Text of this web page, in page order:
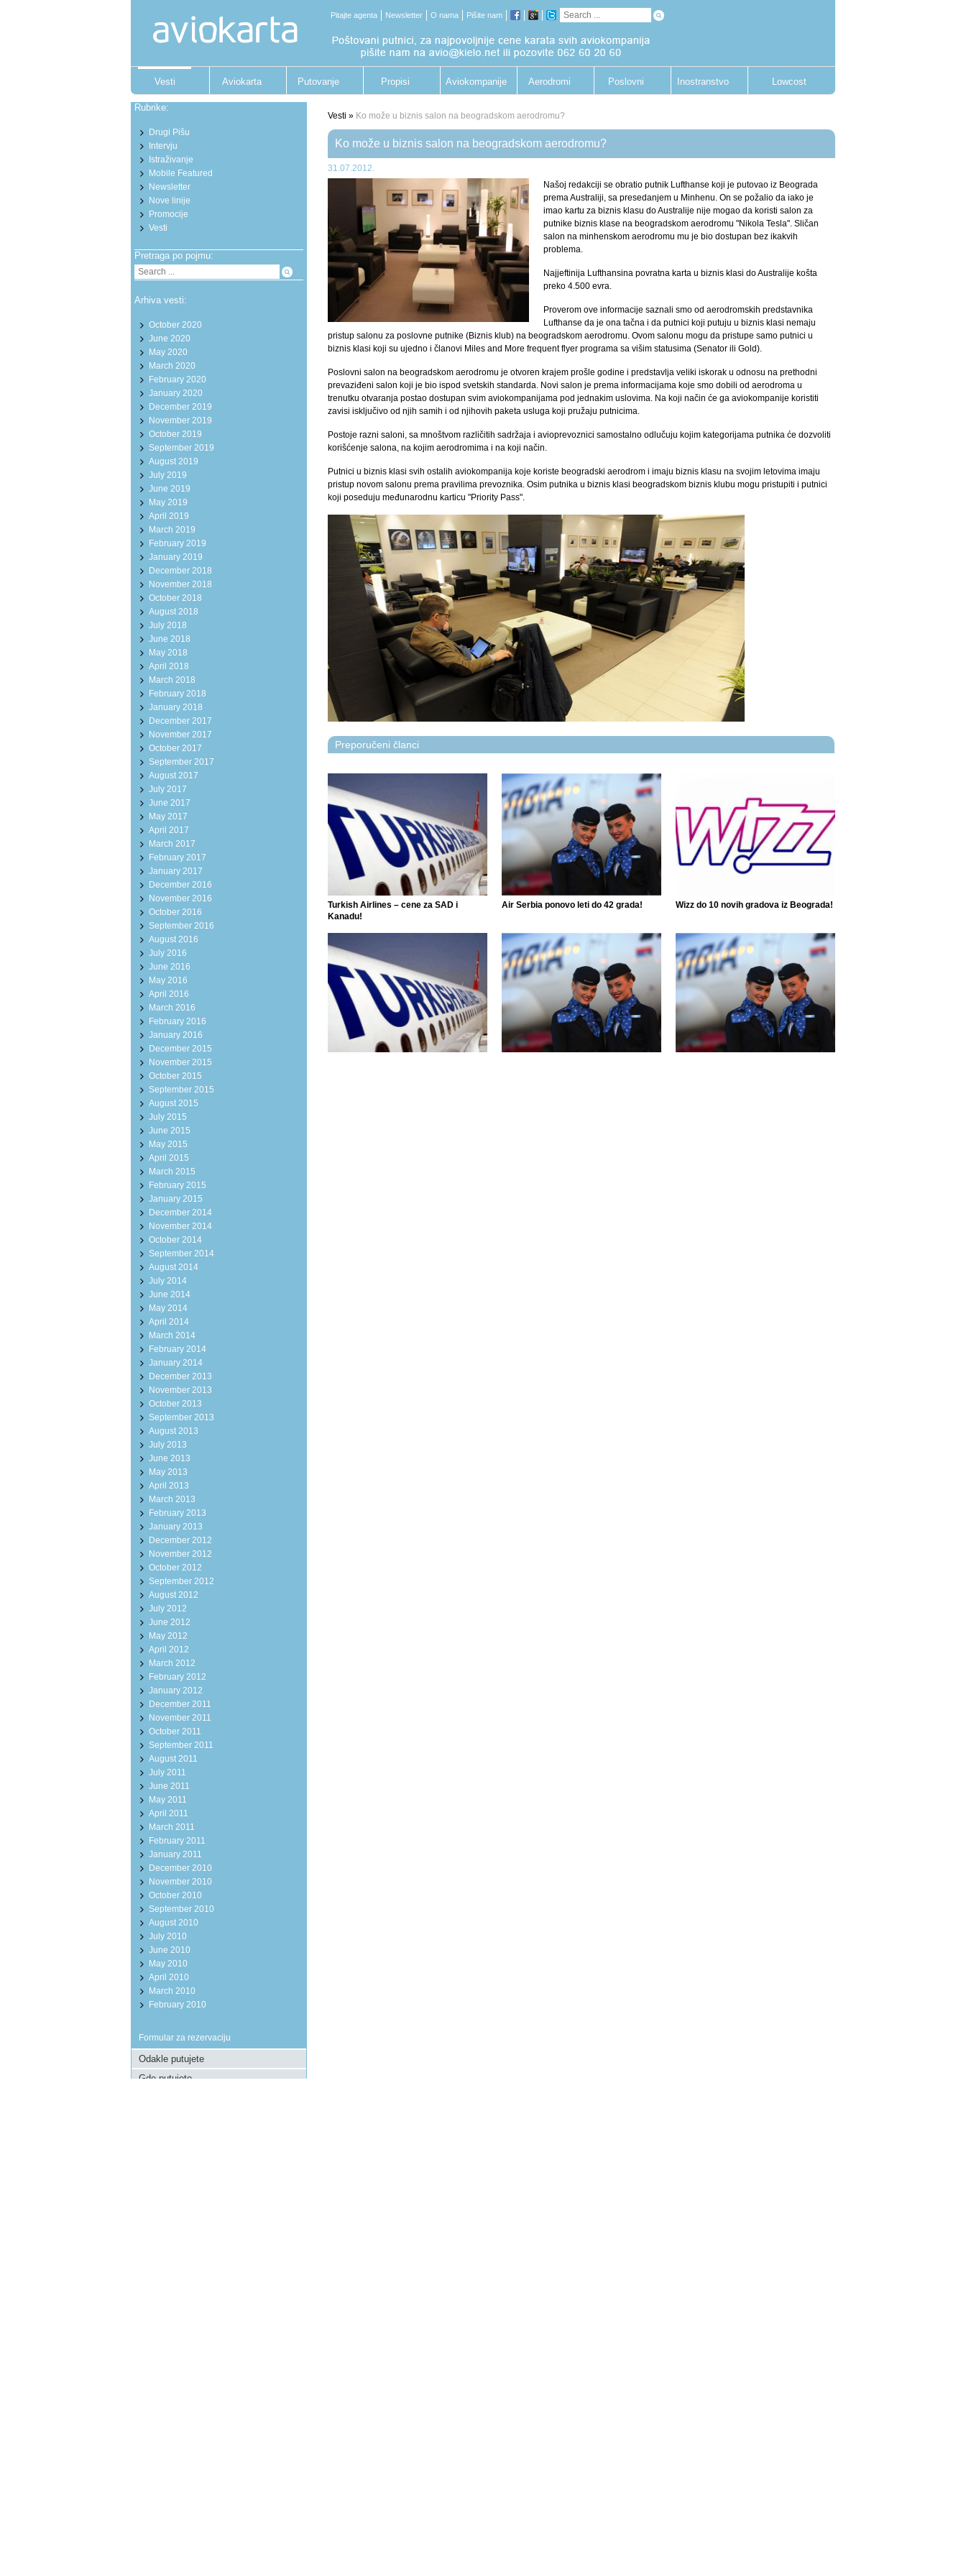
Pitajte agenta Newsletter O nama Pišite nam
Vesti Aviokarta Putovanje Propisi Aviokompanije Aerodromi Poslovni Inostranstvo Lowcost
Vesti » Ko može u biznis salon na beogradskom aerodromu?
Ko može u biznis salon na beogradskom aerodromu?
31.07.2012.
Našoj redakciji se obratio putnik Lufthanse koji je putovao iz Beograda
prema Australiji, sa presedanjem u Minhenu. On se požalio da iako je
imao kartu za biznis klasu do Australije nije mogao da koristi salon za
putnike biznis klase na beogradskom aerodromu "Nikola Tesla". Sličan
salon na minhenskom aerodromu mu je bio dostupan bez ikakvih
problema.
Najjeftinija Lufthansina povratna karta u biznis klasi do Australije košta
preko 4.500 evra.
Proverom ove informacije saznali smo od aerodromskih predstavnika
Lufthanse da je ona tačna i da putnici koji putuju u biznis klasi nemaju
pristup salonu za poslovne putnike (Biznis klub) na beogradskom aerodromu. Ovom salonu mogu da pristupe samo putnici u
biznis klasi koji su ujedno i članovi Miles and More frequent flyer programa sa višim statusima (Senator ili Gold).
Poslovni salon na beogradskom aerodromu je otvoren krajem prošle godine i predstavlja veliki iskorak u odnosu na prethodni
prevaziđeni salon koji je bio ispod svetskih standarda. Novi salon je prema informacijama koje smo dobili od aerodroma u
trenutku otvaranja postao dostupan svim aviokompanijama pod jednakim uslovima. Na koji način će ga aviokompanije koristiti
zavisi isključivo od njih samih i od njihovih paketa usluga koji pružaju putnicima.
Postoje razni saloni, sa mnoštvom različitih sadržaja i avioprevoznici samostalno odlučuju kojim kategorijama putnika će dozvoliti
korišćenje salona, na kojim aerodromima i na koji način.
Putnici u biznis klasi svih ostalih aviokompanija koje koriste beogradski aerodrom i imaju biznis klasu na svojim letovima imaju
pristup novom salonu prema pravilima prevoznika. Osim putnika u biznis klasi beogradskom biznis klubu mogu pristupiti i putnici
koji poseduju međunarodnu karticu "Priority Pass".
Preporučeni članci
Turkish Airlines – cene za SAD i
Kanadu!
Air Serbia ponovo leti do 42 grada! Wizz do 10 novih gradova iz Beograda!
Rubrike:
Drugi Pišu
Intervju
Istraživanje
Mobile Featured
Newsletter
Nove linije
Promocije
Vesti
Pretraga po pojmu:
Arhiva vesti:
October 2020
June 2020
May 2020
March 2020
February 2020
January 2020
December 2019
November 2019
October 2019
September 2019
August 2019
July 2019
June 2019
May 2019
April 2019
March 2019
February 2019
January 2019
December 2018
November 2018
October 2018
August 2018
July 2018
June 2018
May 2018
April 2018
March 2018
February 2018
January 2018
December 2017
November 2017
October 2017
September 2017
August 2017
July 2017
June 2017
May 2017
April 2017
March 2017
February 2017
January 2017
December 2016
November 2016
October 2016
September 2016
August 2016
July 2016
June 2016
May 2016
April 2016
March 2016
February 2016
January 2016
December 2015
November 2015
October 2015
September 2015
August 2015
July 2015
June 2015
May 2015
April 2015
March 2015
February 2015
January 2015
December 2014
November 2014
October 2014
September 2014
August 2014
July 2014
June 2014
May 2014
April 2014
March 2014
February 2014
January 2014
December 2013
November 2013
October 2013
September 2013
August 2013
July 2013
June 2013
May 2013
April 2013
March 2013
February 2013
January 2013
December 2012
November 2012
October 2012
September 2012
August 2012
July 2012
June 2012
May 2012
April 2012
March 2012
February 2012
January 2012
December 2011
November 2011
October 2011
September 2011
August 2011
July 2011
June 2011
May 2011
April 2011
March 2011
February 2011
January 2011
December 2010
November 2010
October 2010
September 2010
August 2010
July 2010
June 2010
May 2010
April 2010
March 2010
February 2010
Formular za rezervaciju